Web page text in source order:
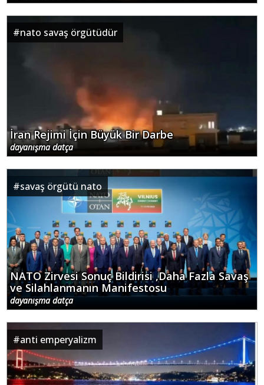
#nato savaş örgütüdür
İran Rejimi İçin Büyük Bir Darbe
dayanışma datça
#savaş örgütü nato
NATO Zirvesi Sonuç Bildirisi ,Daha Fazla Savaş
ve Silahlanmanın Manifestosu
dayanışma datça
#anti emperyalizm